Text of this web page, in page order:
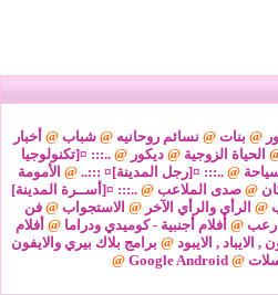
@ بنات @ نسائم روحانيه @شباب @ أخبار
الحياة الزوجية @ديكور @..::: ¤[تكنولوجيا
@ ..::: ¤[رجل المدينة]¤ :::.. @ الأمومة
@ صدى الملاعب @ ..::: ¤[أســرة المدينة]
@ الرأي والرأي الآخر @ الاستجواب @ فن
- رعب @ أفلام أجنبية - كوميدي ودراما @ أفلام
, الايباد , الايبود @ برامج بلاك بيري والايفون
@
Google Android
@